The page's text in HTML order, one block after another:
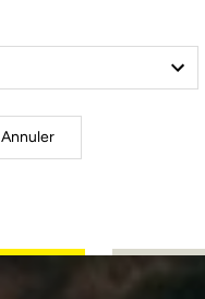
Annuler